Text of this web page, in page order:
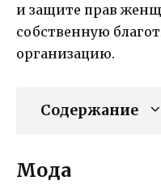
и защите прав
собственную
организацию.
Содержание
Мода